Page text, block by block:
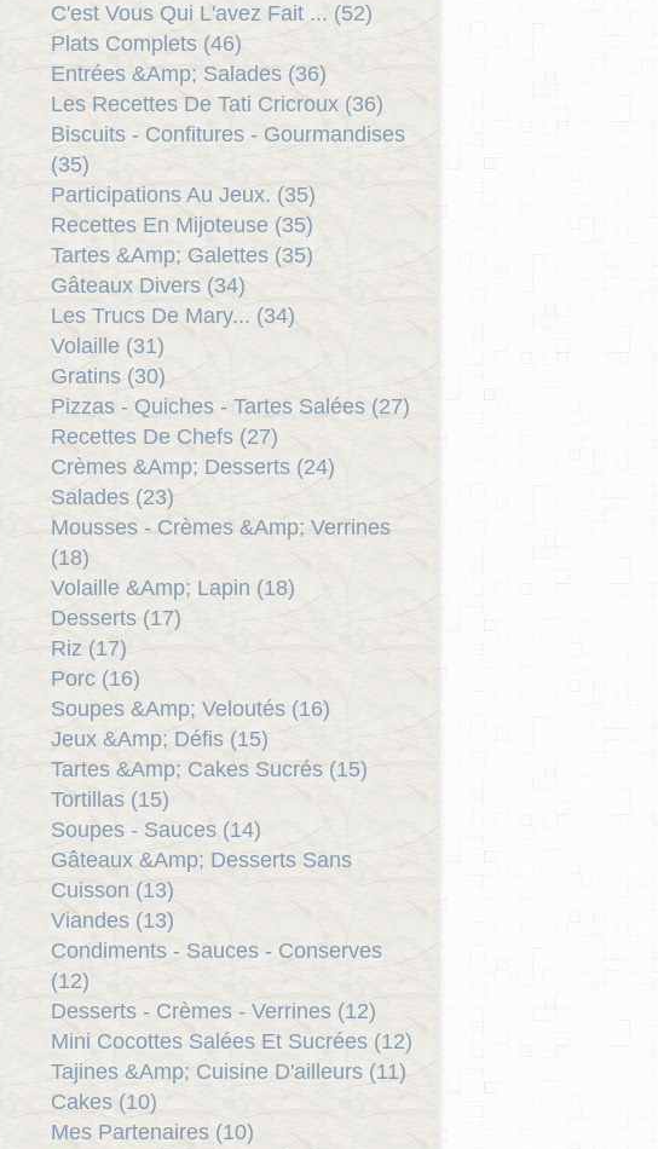
C'est Vous Qui L'avez Fait ... (52)
Plats Complets (46)
Entrées &Amp; Salades (36)
Les Recettes De Tati Cricroux (36)
Biscuits - Confitures - Gourmandises
(35)
Participations Au Jeux. (35)
Recettes En Mijoteuse (35)
Tartes &Amp; Galettes (35)
Gâteaux Divers (34)
Les Trucs De Mary... (34)
Volaille (31)
Gratins (30)
Pizzas - Quiches - Tartes Salées (27)
Recettes De Chefs (27)
Crèmes &Amp; Desserts (24)
Salades (23)
Mousses - Crèmes &Amp; Verrines
(18)
Volaille &Amp; Lapin (18)
Desserts (17)
Riz (17)
Porc (16)
Soupes &Amp; Veloutés (16)
Jeux &Amp; Défis (15)
Tartes &Amp; Cakes Sucrés (15)
Tortillas (15)
Soupes - Sauces (14)
Gâteaux &Amp; Desserts Sans
Cuisson (13)
Viandes (13)
Condiments - Sauces - Conserves
(12)
Desserts - Crèmes - Verrines (12)
Mini Cocottes Salées Et Sucrées (12)
Tajines &Amp; Cuisine D'ailleurs (11)
Cakes (10)
Mes Partenaires (10)